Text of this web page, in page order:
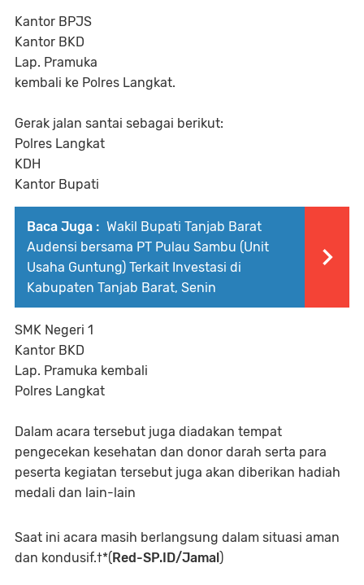
Kantor BPJS
Kantor BKD
Lap. Pramuka
kembali ke Polres Langkat.
Gerak jalan santai sebagai berikut:
Polres Langkat
KDH
Kantor Bupati
Baca Juga : Wakil Bupati Tanjab Barat
Audensi bersama PT Pulau Sambu (Unit
Usaha Guntung) Terkait Investasi di
Kabupaten Tanjab Barat, Senin
SMK Negeri 1
Kantor BKD
Lap. Pramuka kembali
Polres Langkat
Dalam acara tersebut juga diadakan tempat
pengecekan kesehatan dan donor darah serta para
peserta kegiatan tersebut juga akan diberikan hadiah
medali dan lain-lain
Saat ini acara masih berlangsung dalam situasi aman
dan kondusif.†*(Red-SP.ID/Jamal)